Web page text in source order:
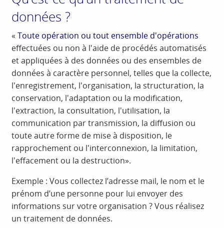
données ?
«Toute opération ou tout ensemble d'opérations
effectuées ou non à l'aide de procédés automatisés
et appliquées à des données ou des ensembles de
données à caractère personnel, telles que la collecte,
l'enregistrement, l'organisation, la structuration, la
conservation, l'adaptation ou la modification,
l'extraction, la consultation, l'utilisation, la
communication par transmission, la diffusion ou
toute autre forme de mise à disposition, le
rapprochement ou l'interconnexion, la limitation,
l'effacement ou la destruction».
Exemple : Vous collectez l’adresse mail, le nom et le
prénom d’une personne pour lui envoyer des
informations sur votre organisation ? Vous réalisez
un traitement de données.